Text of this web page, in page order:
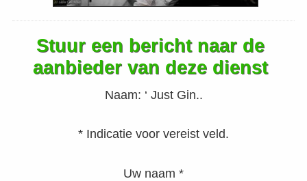
Stuur een bericht naar de
aanbieder van deze dienst
Naam: ‘ Just Gin..
* Indicatie voor vereist veld.
Uw naam *